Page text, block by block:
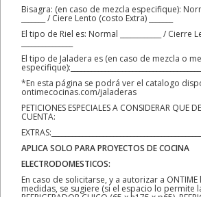
Bisagra: (en caso de mezcla especifique):
_______ / Ciere Lento (costo Extra) _______
El tipo de Riel es: Normal ____________ / Cierre
_______________
El tipo de Jaladera es (en caso de mezcla o
especifique):______________________________________
*En esta página se podrá ver el catalogo
ontimecocinas.com/jaladeras
PETICIONES ESPECIALES A CONSIDERAR QUE
CUENTA:
APLICA SOLO PARA PROYECTOS DE COCINA
ELECTRODOMESTICOS:
En caso de solicitarse, y a autorizar a
medidas, se sugiere (si el espacio lo permite